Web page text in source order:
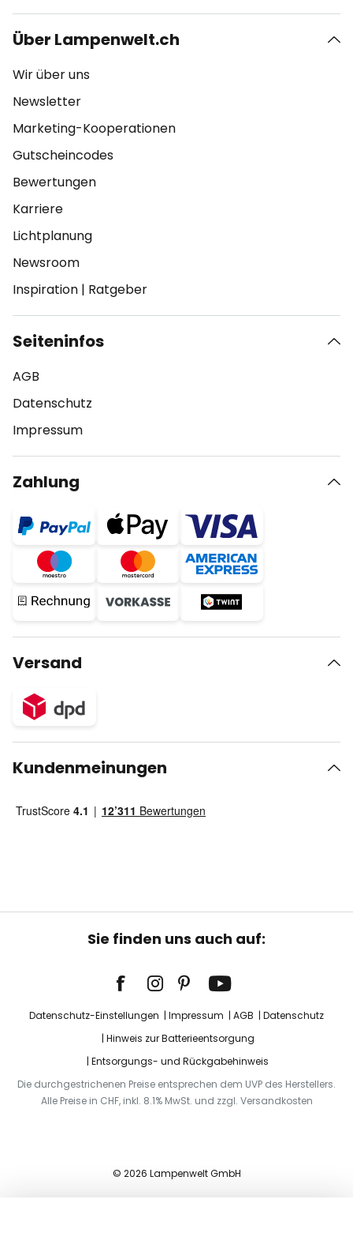
Über Lampenwelt.ch
Wir über uns
Newsletter
Marketing-Kooperationen
Gutscheincodes
Bewertungen
Karriere
Lichtplanung
Newsroom
Inspiration | Ratgeber
Seiteninfos
AGB
Datenschutz
Impressum
Zahlung
Versand
Kundenmeinungen
Sie finden uns auch auf:
Datenschutz-Einstellungen Impressum AGB
Datenschutz
Hinweis zur Batterieentsorgung
Entsorgungs- und Rückgabehinweis
Die durchgestrichenen Preise entsprechen dem UVP des Herstellers.
Alle Preise in CHF, inkl. 8.1% MwSt. und zzgl. Versandkosten
© 2026 Lampenwelt GmbH